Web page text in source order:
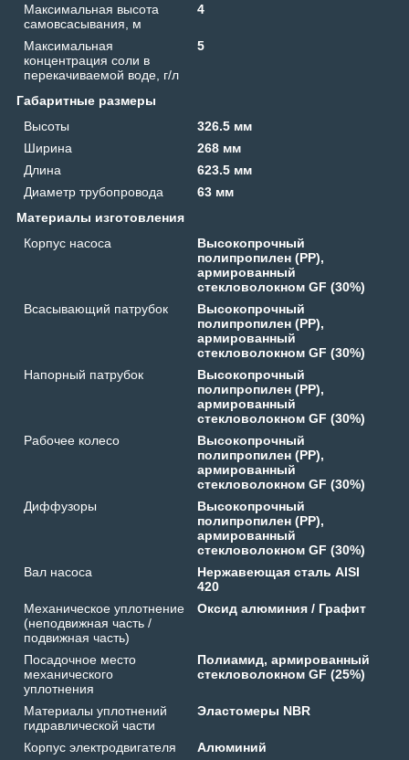
Максимальная высота
самовсасывания, м
4
Максимальная
концентрация соли в
перекачиваемой воде, г/л
5
Габаритные размеры
Высоты
326.5 мм
Ширина
268 мм
Длина
623.5 мм
Диаметр трубопровода
63 мм
Материалы изготовления
Корпус насоса
Высокопрочный
полипропилен (PP),
армированный
стекловолокном GF (30%)
Всасывающий патрубок
Высокопрочный
полипропилен (PP),
армированный
стекловолокном GF (30%)
Напорный патрубок
Высокопрочный
полипропилен (PP),
армированный
стекловолокном GF (30%)
Рабочее колесо
Высокопрочный
полипропилен (PP),
армированный
стекловолокном GF (30%)
Диффузоры
Высокопрочный
полипропилен (PP),
армированный
стекловолокном GF (30%)
Вал насоса
Нержавеющая сталь AISI
420
Механическое уплотнение
(неподвижная часть /
подвижная часть)
Оксид алюминия / Графит
Посадочное место
механического
уплотнения
Полиамид, армированный
стекловолокном GF (25%)
Материалы уплотнений
гидравлической части
Эластомеры NBR
Корпус электродвигателя
Алюминий